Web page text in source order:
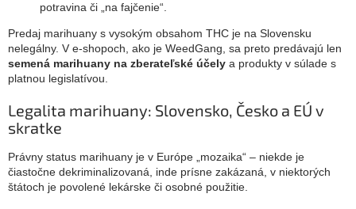
potravina či „na fajčenie“.
Predaj marihuany s vysokým obsahom THC je na Slovensku
nelegálny. V e-shopoch, ako je WeedGang, sa preto predávajú len
semená marihuany na zberateľské účely a produkty v súlade s
platnou legislatívou.
Legalita marihuany: Slovensko, Česko a EÚ v
skratke
Právny status marihuany je v Európe „mozaika“ – niekde je
čiastočne dekriminalizovaná, inde prísne zakázaná, v niektorých
štátoch je povolené lekárske či osobné použitie.